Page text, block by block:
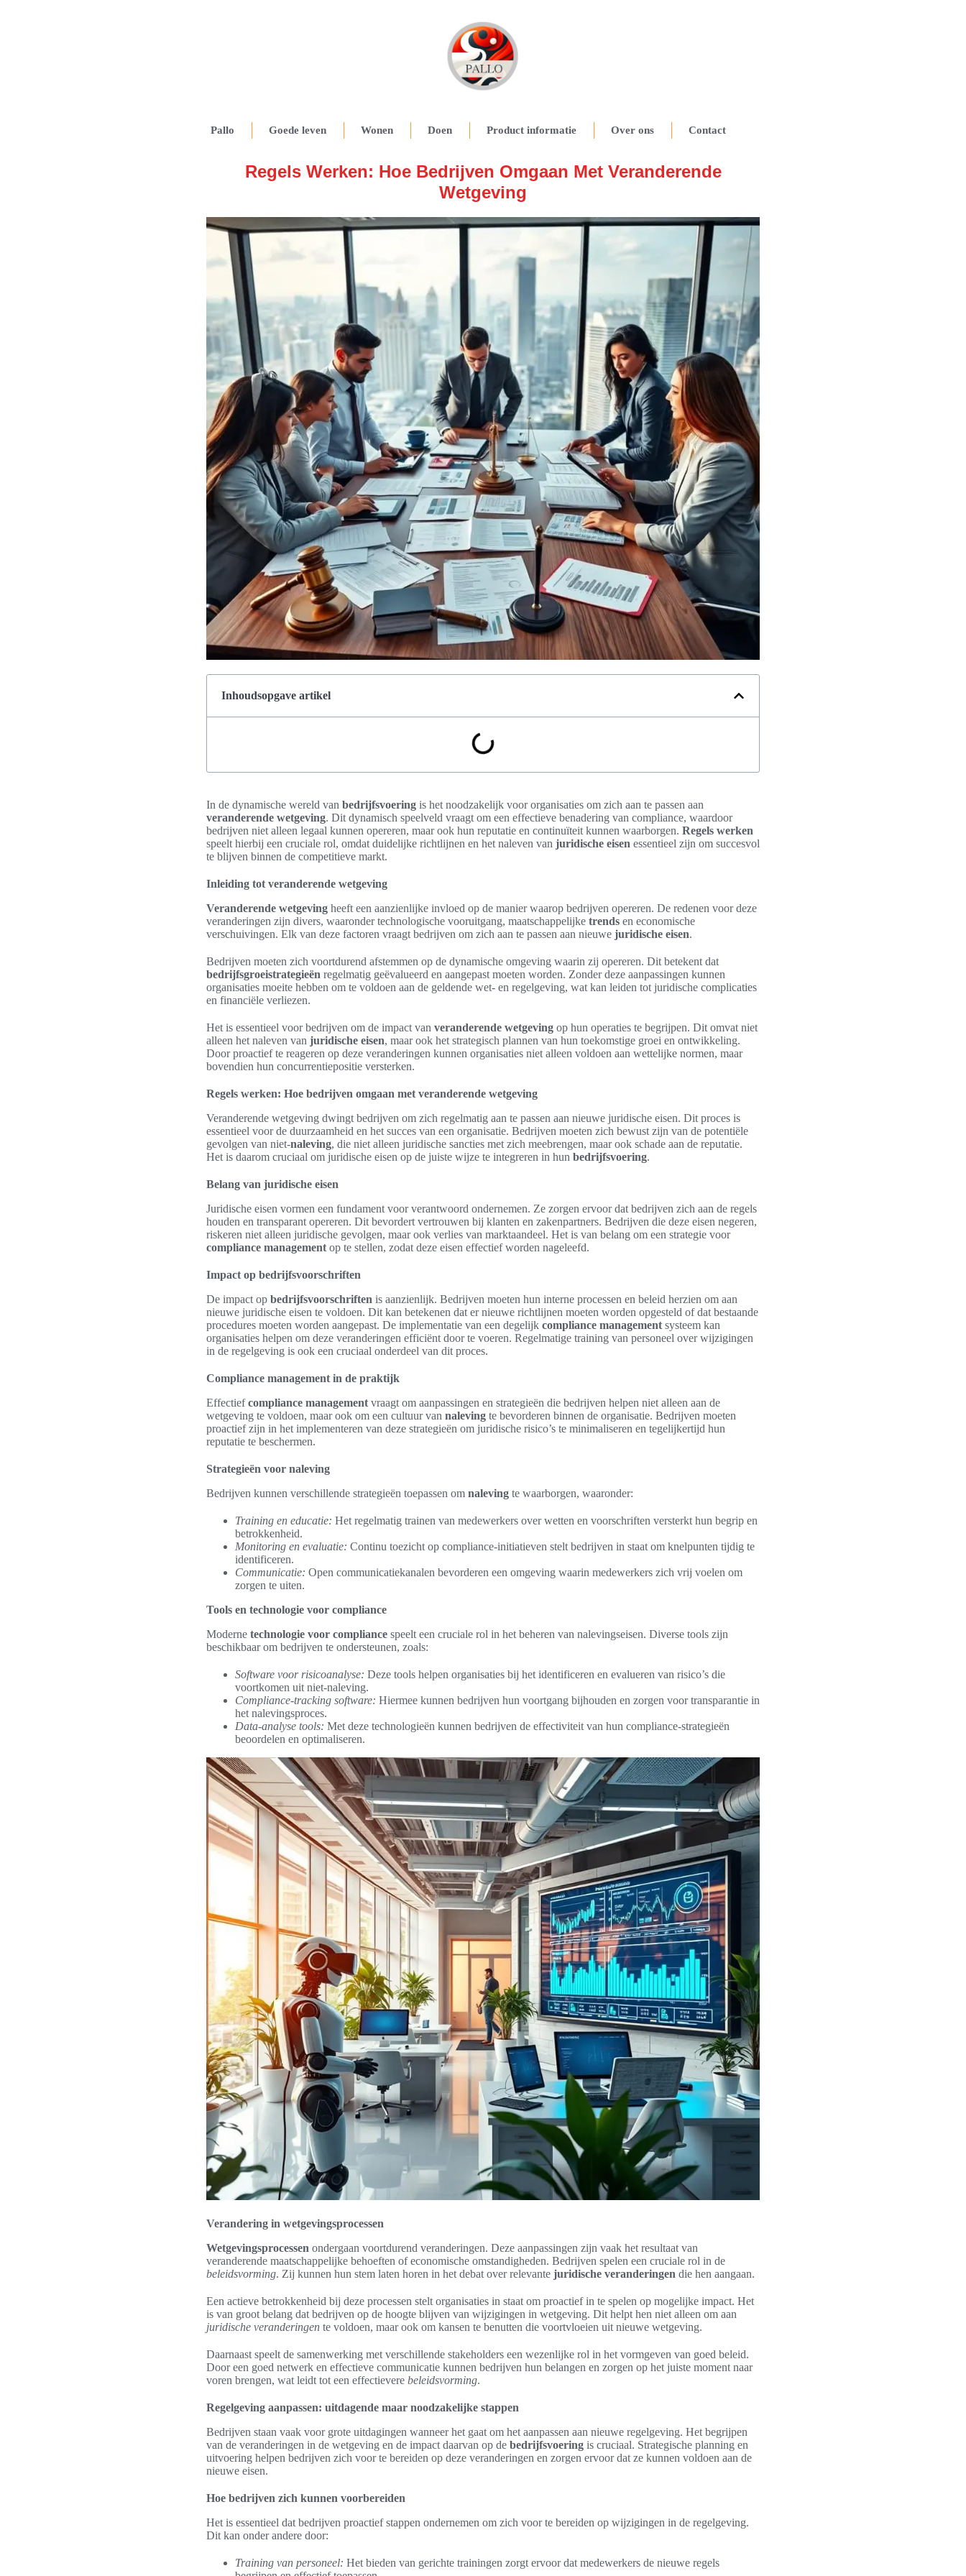
Pallo Goede leven Wonen Doen Product informatie Over ons Contact
Regels Werken: Hoe Bedrijven Omgaan Met Veranderende
Wetgeving
Inhoudsopgave artikel
In de dynamische wereld van bedrijfsvoering is het noodzakelijk voor organisaties om zich aan te passen aan
veranderende wetgeving. Dit dynamisch speelveld vraagt om een effectieve benadering van compliance, waardoor
bedrijven niet alleen legaal kunnen opereren, maar ook hun reputatie en continuïteit kunnen waarborgen. Regels werken
speelt hierbij een cruciale rol, omdat duidelijke richtlijnen en het naleven van juridische eisen essentieel zijn om succesvol
te blijven binnen de competitieve markt.
Inleiding tot veranderende wetgeving
Veranderende wetgeving heeft een aanzienlijke invloed op de manier waarop bedrijven opereren. De redenen voor deze
veranderingen zijn divers, waaronder technologische vooruitgang, maatschappelijke trends en economische
verschuivingen. Elk van deze factoren vraagt bedrijven om zich aan te passen aan nieuwe juridische eisen.
Bedrijven moeten zich voortdurend afstemmen op de dynamische omgeving waarin zij opereren. Dit betekent dat
bedrijfsgroeistrategieën regelmatig geëvalueerd en aangepast moeten worden. Zonder deze aanpassingen kunnen
organisaties moeite hebben om te voldoen aan de geldende wet- en regelgeving, wat kan leiden tot juridische complicaties
en financiële verliezen.
Het is essentieel voor bedrijven om de impact van veranderende wetgeving op hun operaties te begrijpen. Dit omvat niet
alleen het naleven van juridische eisen, maar ook het strategisch plannen van hun toekomstige groei en ontwikkeling.
Door proactief te reageren op deze veranderingen kunnen organisaties niet alleen voldoen aan wettelijke normen, maar
bovendien hun concurrentiepositie versterken.
Regels werken: Hoe bedrijven omgaan met veranderende wetgeving
Veranderende wetgeving dwingt bedrijven om zich regelmatig aan te passen aan nieuwe juridische eisen. Dit proces is
essentieel voor de duurzaamheid en het succes van een organisatie. Bedrijven moeten zich bewust zijn van de potentiële
gevolgen van niet-naleving, die niet alleen juridische sancties met zich meebrengen, maar ook schade aan de reputatie.
Het is daarom cruciaal om juridische eisen op de juiste wijze te integreren in hun bedrijfsvoering.
Belang van juridische eisen
Juridische eisen vormen een fundament voor verantwoord ondernemen. Ze zorgen ervoor dat bedrijven zich aan de regels
houden en transparant opereren. Dit bevordert vertrouwen bij klanten en zakenpartners. Bedrijven die deze eisen negeren,
riskeren niet alleen juridische gevolgen, maar ook verlies van marktaandeel. Het is van belang om een strategie voor
compliance management op te stellen, zodat deze eisen effectief worden nageleefd.
Impact op bedrijfsvoorschriften
De impact op bedrijfsvoorschriften is aanzienlijk. Bedrijven moeten hun interne processen en beleid herzien om aan
nieuwe juridische eisen te voldoen. Dit kan betekenen dat er nieuwe richtlijnen moeten worden opgesteld of dat bestaande
procedures moeten worden aangepast. De implementatie van een degelijk compliance management systeem kan
organisaties helpen om deze veranderingen efficiënt door te voeren. Regelmatige training van personeel over wijzigingen
in de regelgeving is ook een cruciaal onderdeel van dit proces.
Compliance management in de praktijk
Effectiefcompliance management vraagt om aanpassingen en strategieën die bedrijven helpen niet alleen aan de
wetgeving te voldoen, maar ook om een cultuur van naleving te bevorderen binnen de organisatie. Bedrijven moeten
proactief zijn in het implementeren van deze strategieën om juridische risico’s te minimaliseren en tegelijkertijd hun
reputatie te beschermen.
Strategieën voor naleving
Bedrijven kunnen verschillende strategieën toepassen om naleving te waarborgen, waaronder:
Training en educatie: Het regelmatig trainen van medewerkers over wetten en voorschriften versterkt hun begrip en
betrokkenheid.
Monitoring en evaluatie: Continu toezicht op compliance-initiatieven stelt bedrijven in staat om knelpunten tijdig te
identificeren.
Communicatie: Open communicatiekanalen bevorderen een omgeving waarin medewerkers zich vrij voelen om
zorgen te uiten.
Tools en technologie voor compliance
Moderne technologie voor compliance speelt een cruciale rol in het beheren van nalevingseisen. Diverse tools zijn
beschikbaar om bedrijven te ondersteunen, zoals:
Software voor risicoanalyse: Deze tools helpen organisaties bij het identificeren en evalueren van risico’s die
voortkomen uit niet-naleving.
Compliance-tracking software: Hiermee kunnen bedrijven hun voortgang bijhouden en zorgen voor transparantie in
het nalevingsproces.
Data-analyse tools: Met deze technologieën kunnen bedrijven de effectiviteit van hun compliance-strategieën
beoordelen en optimaliseren.
Verandering in wetgevingsprocessen
Wetgevingsprocessen ondergaan voortdurend veranderingen. Deze aanpassingen zijn vaak het resultaat van
veranderende maatschappelijke behoeften of economische omstandigheden. Bedrijven spelen een cruciale rol in de
beleidsvorming. Zij kunnen hun stem laten horen in het debat over relevante juridische veranderingen die hen aangaan.
Een actieve betrokkenheid bij deze processen stelt organisaties in staat om proactief in te spelen op mogelijke impact. Het
is van groot belang dat bedrijven op de hoogte blijven van wijzigingen in wetgeving. Dit helpt hen niet alleen om aan
juridische veranderingen te voldoen, maar ook om kansen te benutten die voortvloeien uit nieuwe wetgeving.
Daarnaast speelt de samenwerking met verschillende stakeholders een wezenlijke rol in het vormgeven van goed beleid.
Door een goed netwerk en effectieve communicatie kunnen bedrijven hun belangen en zorgen op het juiste moment naar
voren brengen, wat leidt tot een effectievere beleidsvorming.
Regelgeving aanpassen: uitdagende maar noodzakelijke stappen
Bedrijven staan vaak voor grote uitdagingen wanneer het gaat om het aanpassen aan nieuwe regelgeving. Het begrijpen
van de veranderingen in de wetgeving en de impact daarvan op de bedrijfsvoering is cruciaal. Strategische planning en
uitvoering helpen bedrijven zich voor te bereiden op deze veranderingen en zorgen ervoor dat ze kunnen voldoen aan de
nieuwe eisen.
Hoe bedrijven zich kunnen voorbereiden
Het is essentieel dat bedrijven proactief stappen ondernemen om zich voor te bereiden op wijzigingen in de regelgeving.
Dit kan onder andere door:
Training van personeel: Het bieden van gerichte trainingen zorgt ervoor dat medewerkers de nieuwe regels